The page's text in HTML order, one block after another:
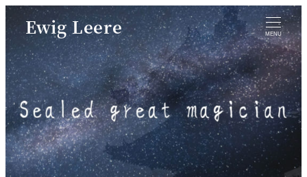
Ewig Leere MENU